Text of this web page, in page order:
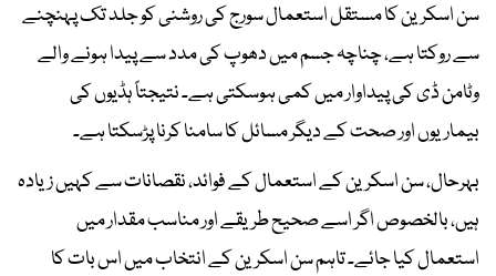
سن اسکرین کا مستقل استعمال سورج کی روشنی کو جلد تک پہنچنے
سے روکتا ہے، چناچہ جسم میں دھوپ کی مدد سے پیدا ہونے والے
وٹامن ڈی کی پیداوار میں کمی ہوسکتی ہے۔ نتیجتاً ہڈیوں کی
بیماریوں اور صحت کے دیگر مسائل کا سامنا کرنا پڑسکتا ہے۔
بہرحال، سن اسکرین کے استعمال کے فوائد، نقصانات سے کہیں زیادہ
ہیں، بالخصوص اگر اسے صحیح طریقے اور مناسب مقدار میں
استعمال کیا جائے۔ تاہم سن اسکرین کے انتخاب میں اس بات کا